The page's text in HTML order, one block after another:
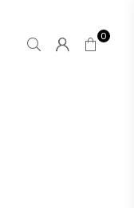
0